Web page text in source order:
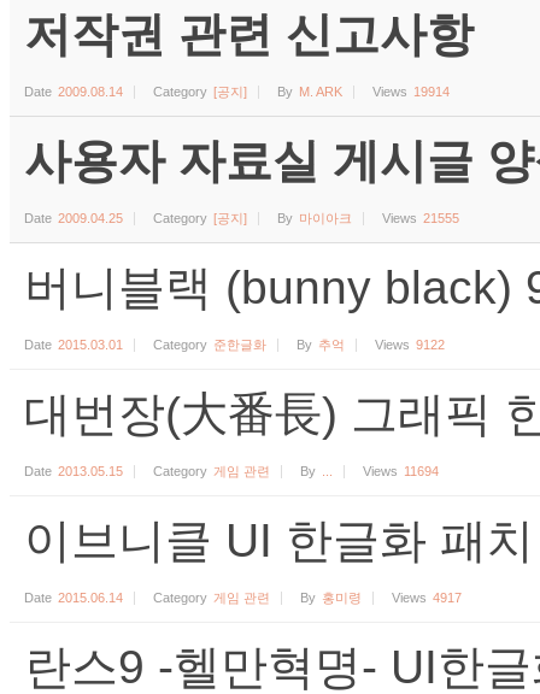
저작권 관련 신고사항
Date 2009.08.14 Category [공지] By M. ARK Views 19914
사용자 자료실 게시글
Date 2009.04.25 Category [공지] By 마이아크 Views 21555
버니블랙 (bunny black)
Date 2015.03.01 Category 준한글화 By 추억 Views 9122
대번장(大番長) 그래픽
Date 2013.05.15 Category 게임 관련 By Views 11694
이브니클 UI 한글화 패
Date 2015.06.14 Category 게임 관련 By 홍미령 Views 4917
란스9 -헬만혁명- UI한